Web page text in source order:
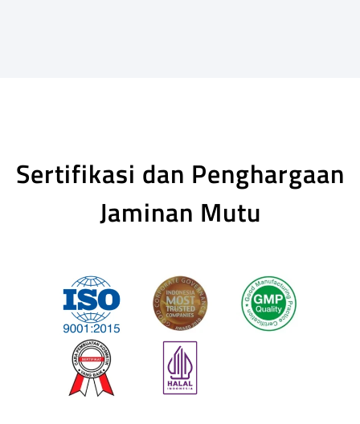
Sertifikasi dan Penghargaan
Jaminan Mutu